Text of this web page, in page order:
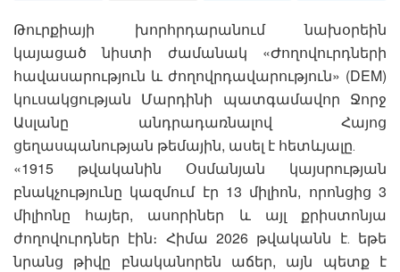
Թուրքիայի խորհրդարանում նախօրեին
կայացած նիստի ժամանակ «Ժողովուրդների
հավասարություն և ժողովրդավարություն» (DEM)
կուսակցության Մարդինի պատգամավոր Ջորջ
Ասլանը անդրադառնալով Հայոց
ցեղասպանության թեմային, ասել է հետևյալը․
«1915 թվականին Օսմանյան կայսրության
բնակչությունը կազմում էր 13 միլիոն, որոնցից 3
միլիոնը հայեր, ասորիներ և այլ քրիստոնյա
ժողովուրդներ էին։ Հիմա 2026 թվականն է․ եթե
նրանց թիվը բնականորեն աճեր, այն պետք է